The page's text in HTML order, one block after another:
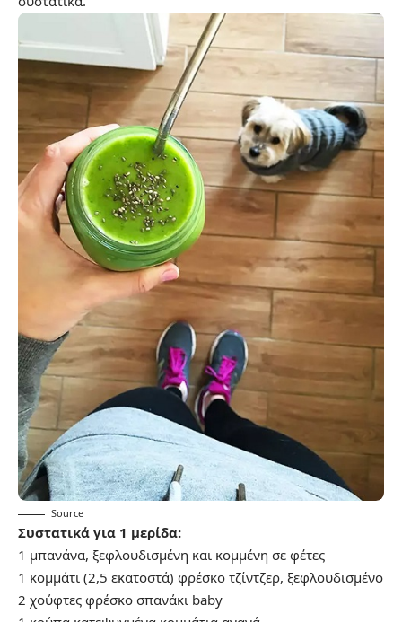
Source
Συστατικά για 1 μερίδα:
1 μπανάνα, ξεφλουδισμένη και κομμένη σε φέτες
1 κομμάτι (2,5 εκατοστά) φρέσκο τζίντζερ, ξεφλουδισμένο
2 χούφτες φρέσκο σπανάκι baby